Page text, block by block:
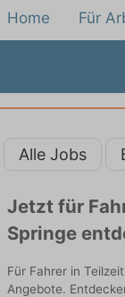
Home Für
Alle Jobs
Jetzt für
Springe
Für Fahrer in
Angebote.